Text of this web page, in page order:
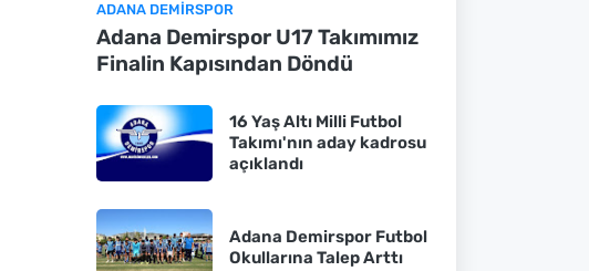
ADANA DEMIRSPOR
Adana Demirspor U17 Takımımız
Finalin Kapısından Döndü
16 Yaş Altı Milli Futbol
Takımı'nın aday kadrosu
açıklandı
Adana Demirspor Futbol
Okullarına Talep Arttı